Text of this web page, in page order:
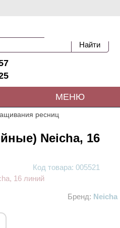
МЕНЮ
ресниц
Neicha, 16
Код товара: 005521
Бренд: Neicha